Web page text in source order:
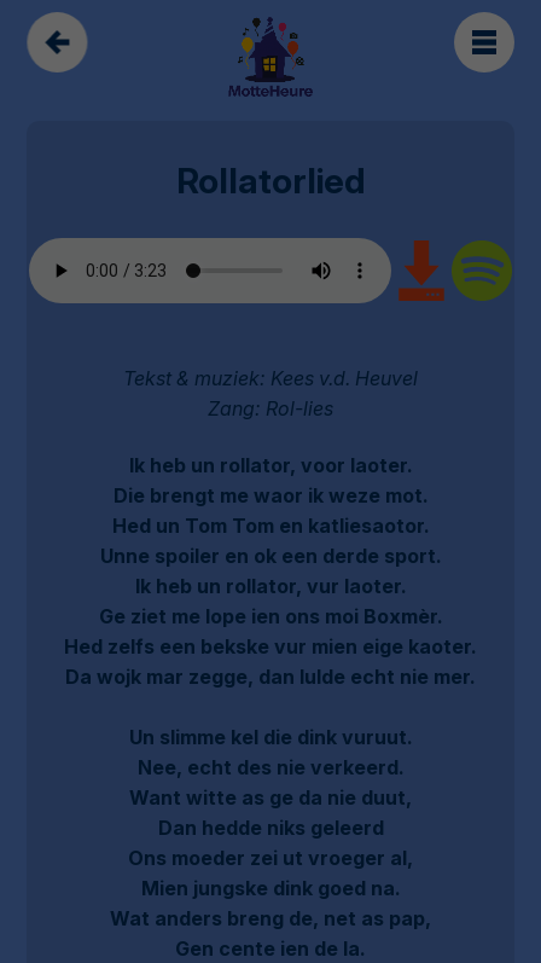
Rollatorlied
Tekst & muziek: Kees v.d. Heuvel
Zang: Rol-lies
Ik heb un rollator, voor laoter.
Die brengt me waor ik weze mot.
Hed un Tom Tom en katliesaotor.
Unne spoiler en ok een derde sport.
Ik heb un rollator, vur laoter.
Ge ziet me lope ien ons moi Boxmèr.
Hed zelfs een bekske vur mien eige kaoter.
Da wojk mar zegge, dan lulde echt nie mer.
Un slimme kel die dink vuruut.
Nee, echt des nie verkeerd.
Want witte as ge da nie duut,
Dan hedde niks geleerd
Ons moeder zei ut vroeger al,
Mien jungske dink goed na.
Wat anders breng de, net as pap,
Gen cente ien de la.